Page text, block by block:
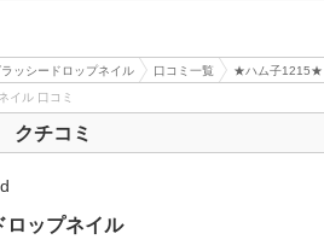
ラッシードロップネイル 口コミ一覧
★ハム子1215★
イル 口コミ
クチコミ
ロップネイル